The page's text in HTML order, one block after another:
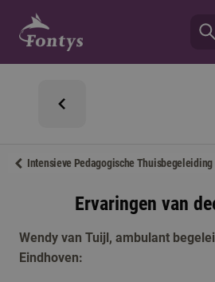
Intensieve Pedagogische
Ervaringen van
Wendy van Tuijl, ambulant
Eindhoven: